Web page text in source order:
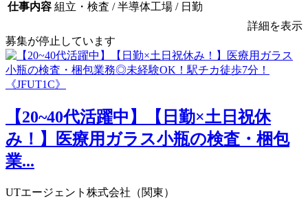
仕事内容 組立・検査 / 半導体工場 / 日勤
詳細を表示
募集が停止しています
【20~40代活躍中】【日勤×土日祝休
み！】医療用ガラス小瓶の検査・梱包
業...
UTエージェント株式会社（関東）